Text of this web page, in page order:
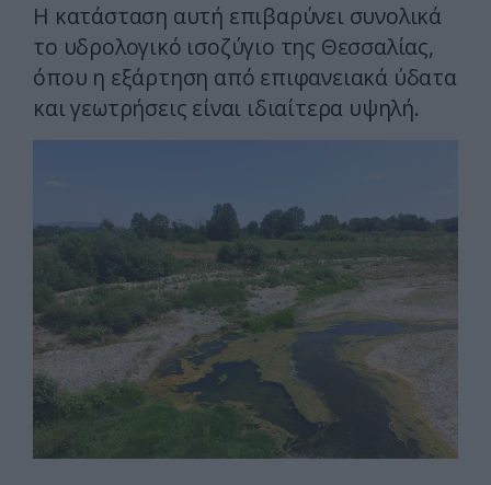
Η κατάσταση αυτή επιβαρύνει συνολικά
το υδρολογικό ισοζύγιο της Θεσσαλίας,
όπου η εξάρτηση από επιφανειακά ύδατα
και γεωτρήσεις είναι ιδιαίτερα υψηλή.